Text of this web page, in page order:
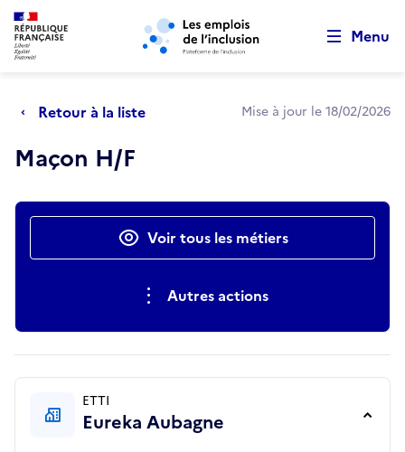
Aller au menu principal Aller au contenu principal
Menu
Retour à la liste Mise à jour le 18/02/2026
Maçon H/F
Actions rapidesVoir tous les métiers
Autres actions
ETTI
Eureka Aubagne
Retour au début de la page
Panneau de gestion des cookies